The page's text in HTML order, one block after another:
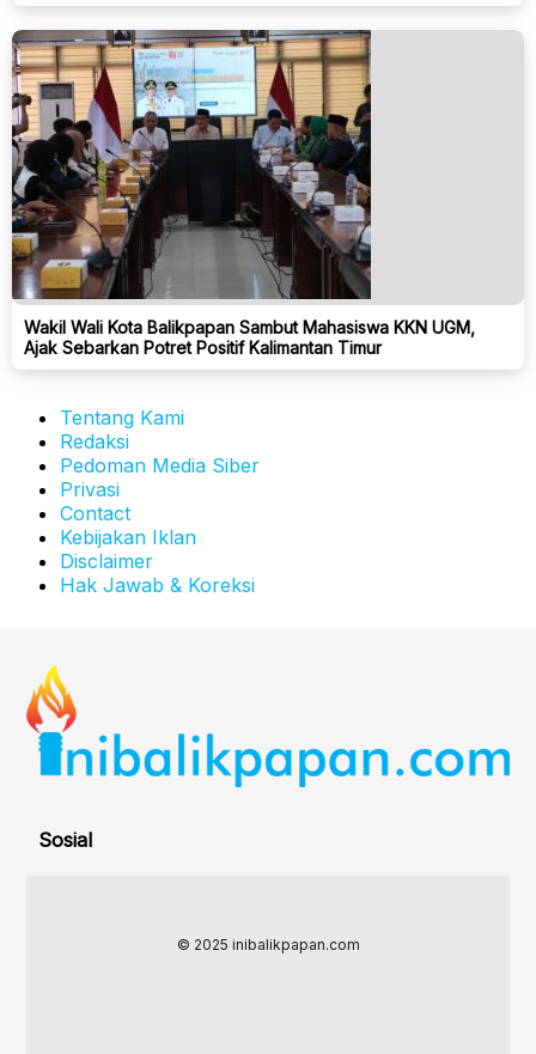
Wakil Wali Kota Balikpapan Sambut Mahasiswa KKN UGM,
Ajak Sebarkan Potret Positif Kalimantan Timur
Tentang Kami
Redaksi
Pedoman Media Siber
Privasi
Contact
Kebijakan Iklan
Disclaimer
Hak Jawab & Koreksi
Sosial
© 2025 inibalikpapan.com